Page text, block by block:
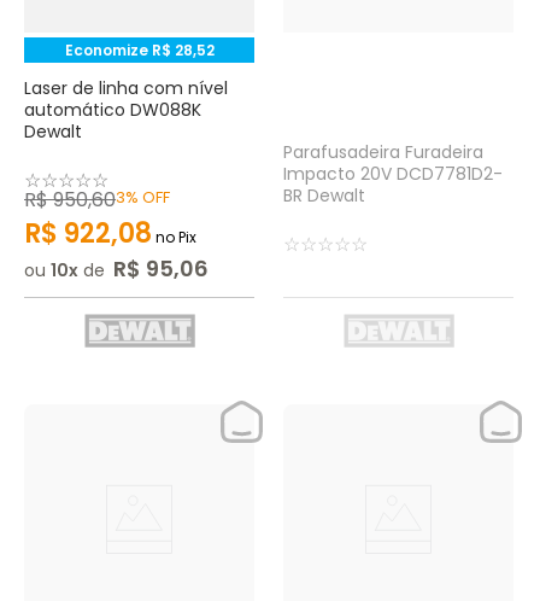
Economize R$ 28,52
Laser de linha com nível
automático DW088K
Dewalt
☆☆☆☆☆
R$950,603% OFF
R$ 922,08 no Pix
ou 10 de R$ 95,06
Parafusadeira Furadeira
Impacto 20V DCD7781D2-
BR Dewalt
☆☆☆☆☆